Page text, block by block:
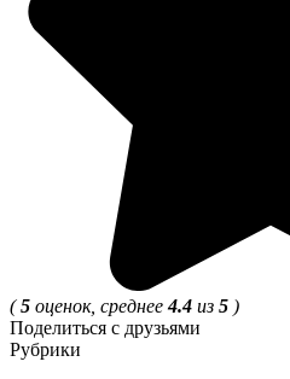
(5 оценок, среднее4.4 из 5 )
Поделиться с друзьями
Рубрики